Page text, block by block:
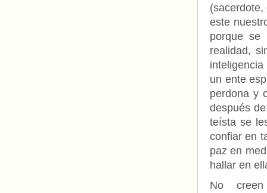
este
porque se
realidad,
un ente
perdona y
después
teísta se
confiar en
paz en
hallar en
No